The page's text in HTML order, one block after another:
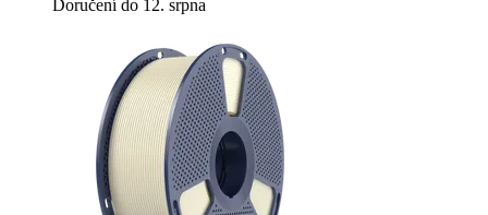
Doručení do 12. srpna